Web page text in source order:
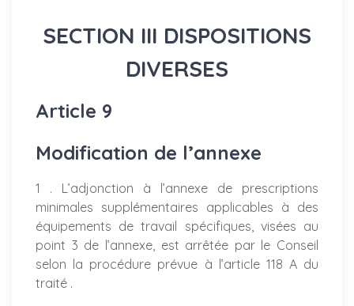
SECTION III DISPOSITIONS
DIVERSES
Article 9
Modification de l’annexe
1 . L’adjonction à l’annexe de prescriptions
minimales supplémentaires applicables à des
équipements de travail spécifiques, visées au
point 3 de l’annexe, est arrêtée par le Conseil
selon la procédure prévue à l’article 118 A du
traité .